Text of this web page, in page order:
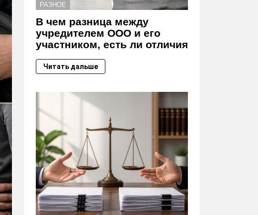
РАЗНОЕ
В чем разница между
учредителем ООО и его
участником, есть ли отличия
Читать дальше